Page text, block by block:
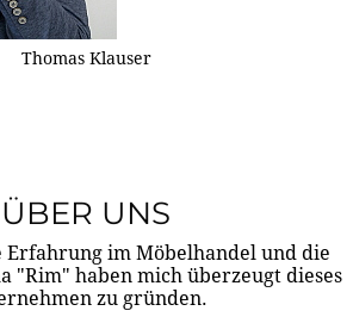
Thomas Klauser
ÜBER UNS
Erfahrung im Möbelhandel und die
"Rim" haben mich überzeugt dieses
zu gründen.